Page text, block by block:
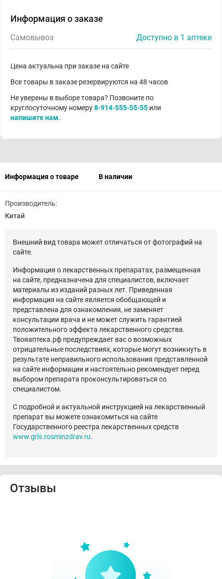
Информация о заказе
Самовывоз Доступно в 1 аптеке
Цена актуальна при заказе на сайте
Все товары в заказе резервируются на 48 часов
Не уверены в выборе товара? Позвоните по
круглосуточному номеру8-914-555-55-55 или
напишите нам.
Информация о товаре В наличии
Производитель:
Китай
Внешний вид товара может отличаться от фотографий на
сайте.
Информация о лекарственных препаратах, размещенная
на сайте, предназначена для специалистов, включает
материалы из изданий разных лет. Приведенная
информация на сайте является обобщающей и
представлена для ознакомления, не заменяет
консультации врача и не может служить гарантией
положительного эффекта лекарственного средства.
Твояаптека.рф предупреждает вас о возможных
отрицательные последствиях, которые могут возникнуть в
результате неправильного использования представленной
на сайте информации и настоятельно рекомендует перед
выбором препарата проконсультироваться со
специалистом.
С подробной и актуальной инструкцией на лекарственный
препарат вы можете ознакомиться на сайте
Государственного реестра лекарственных средств
www.grls.rosminzdrav.ru.
Отзывы